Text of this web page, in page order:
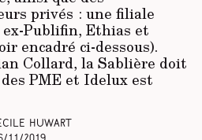
privés : une filiale
ex-Publifin, Ethias et
encadré ci-dessous).
Collard, la Sablière doit
PME et Idelux est
Huwart